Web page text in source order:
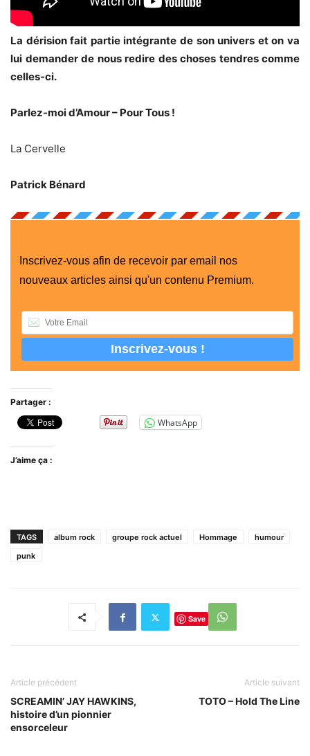
La dérision fait partie intégrante de son univers et on va
lui demander de nous redire des choses tendres comme
celles-ci.
Parlez-moi d’Amour – Pour Tous !
La Cervelle
Patrick Bénard
Inscrivez-vous afin de recevoir par email nos
nouveaux articles ainsi qu'un contenu Premium.
Partager :
WhatsApp
J’aime ça :
TAGS album rock groupe rock actuel Hommage
humour
punk
Save
Article précédent
SCREAMIN’ JAY HAWKINS,
histoire d’un pionnier
ensorceleur
Article suivant
TOTO – Hold The Line